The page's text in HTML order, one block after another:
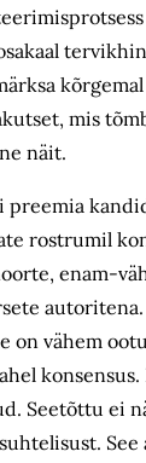
mis
näit.
rostrumil
enam-
on vähem
Seetõttu ei